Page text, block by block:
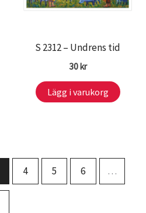
S 2312 – Undrens tid
30kr
Lägg i varukorg
4 5 6 …